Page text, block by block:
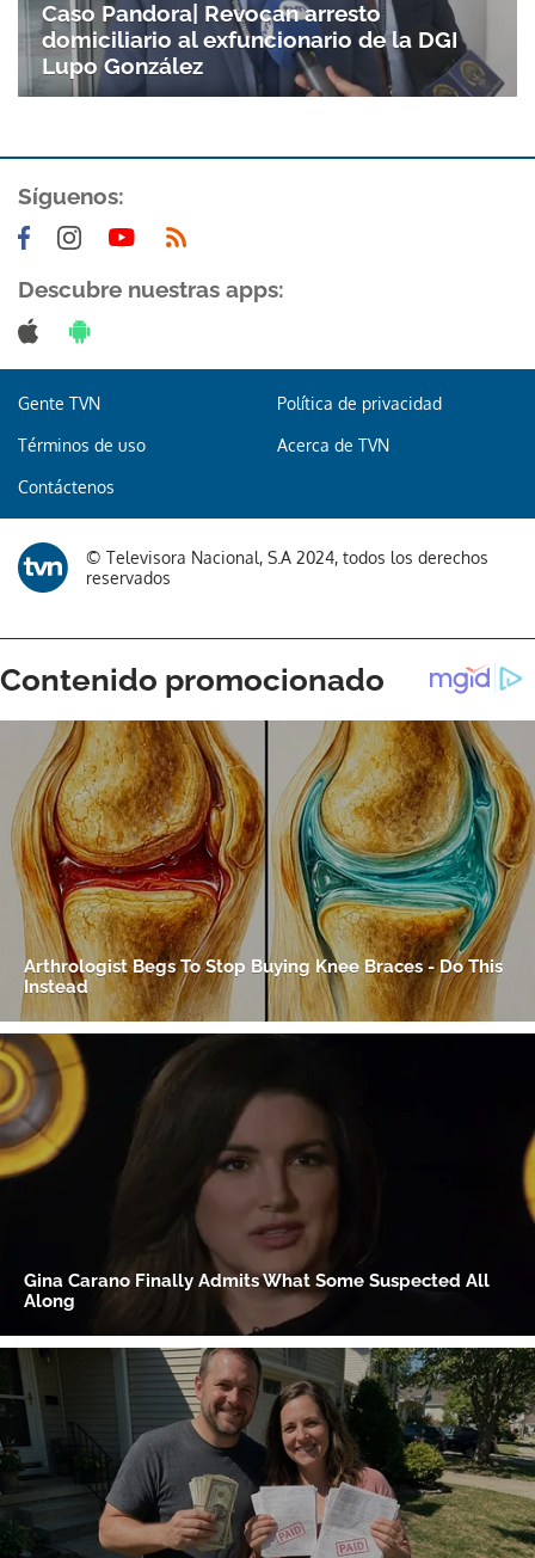
Caso Pandora| Revocan arresto
domiciliario al exfuncionario de la DGI
Lupo González
Síguenos:
Descubre nuestras apps:
Gente TVN Política de privacidad
Términos de uso Acerca de TVN
Contáctenos
© Televisora Nacional, S.A 2024, todos los derechos
reservados